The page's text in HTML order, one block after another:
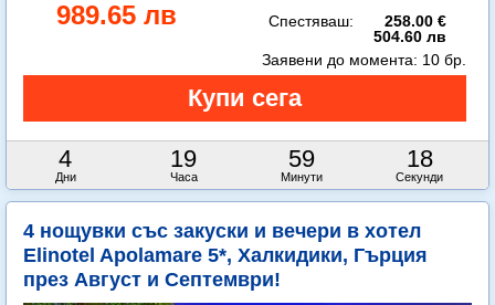
989.65 лв
Спестяваш:
258.00 €
504.60 лв
4
Дни
19
Часа
59
Минути
16
Секунди
Заявени до момента: 10 бр.
4 нощувки със закуски и вечери в хотел
Elinotel Apolamare 5*, Халкидики, Гърция
през Август и Септември!